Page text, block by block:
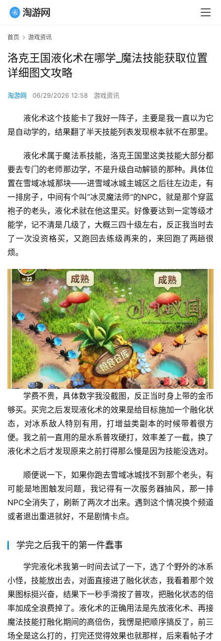
首页 游戏资讯
洛克王国液化术在哪学_魔法技能获取位置
详细图文攻略
淘游网 06/29/2026 12:58 游戏资讯
液化术这个技能卡了我好一阵子，主要是我一直以为它
是自动学的，结果翻了半天技能列表发现根本就不在那里。
液化术属于魔法系技能，洛克王国里这类技能大部分都
要去专门的老师那边学，不是升级自动解锁的那种。具体位
置在雪域冰城那块——进雪域冰城主城区之后往左边走，有
一排房子，中间有个叫”冰灵魔法师”的NPC，就是那个穿蓝
袍子的老头，液化术就在他这里买。好像要达到一定等级才
能学，记不清是几级了，大概三四十级左右，反正我当时去
了一次没资格买，又跑回去练级再来的，来回跑了两趟很
烦。
学费不贵，具体数字我没截图，反正当时身上带的金币
够买。买完之后发现液化术的效果是给目标施加一个融化状
态，对冰系敌人特别有用，打增益类副本的时候带着很方
便。我之前一直用的是水系普攻硬打，效率差了一截，换了
液化术之后才发现原来之前打得那么慢是因为技能没选对。
顺便说一下，如果你跑去雪域冰城找不到那个老头，有
可能是地图触发问题，我记得有一次服务器抽风，那一排
NPC全消失了，刷新了两次才出来。遇到这个情况换个频道
或者退出重进就好，不是剧情卡点。
学完之后我干的第一件蠢事
学完液化术我第一时间去试了一下，选了个野外的冰系
小怪，技能放出去，对面直接进了融化状态，我看着那个效
果图标挺兴奋，结果下一秒手滑按了普攻，把融化状态的倍
率加成全浪费掉了。液化术的正确用法是先放液化术、再接
魔法技能打融化期间的高倍伤，我愣是把顺序搞反了，前三
场全是这么打的，打完还觉得效果也就那样，后来看帖子才